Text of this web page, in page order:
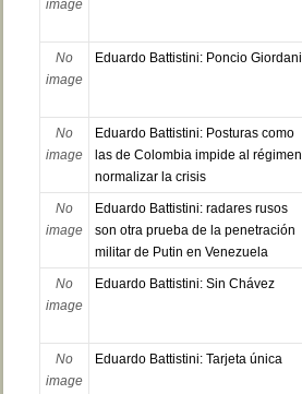
image
No
image
Eduardo Battistini: Poncio Giordani
No
image
Eduardo Battistini: Posturas como
las de Colombia impide al régimen
normalizar la crisis
No
image
Eduardo Battistini: radares rusos
son otra prueba de la penetración
militar de Putin en Venezuela
No
image
Eduardo Battistini: Sin Chávez
No
image
Eduardo Battistini: Tarjeta única